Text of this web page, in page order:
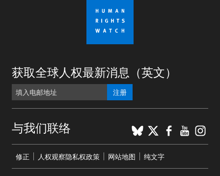
获取全球人权最新消息（英文）
注册
与我们联络 BlueSky
X
menu
修正 人权观察隐私权政策 网站地图 纯文字